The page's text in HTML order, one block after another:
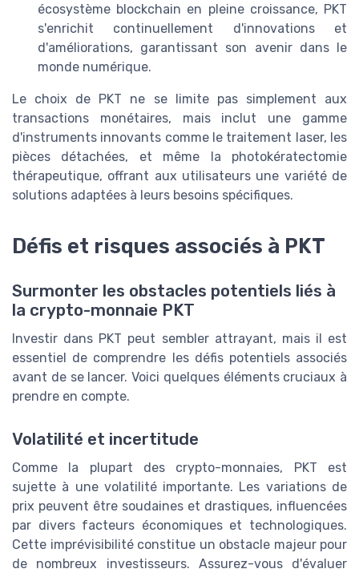
écosystème blockchain en pleine croissance, PKT
s'enrichit continuellement d'innovations et
d'améliorations, garantissant son avenir dans le
monde numérique.
Le choix de PKT ne se limite pas simplement aux
transactions monétaires, mais inclut une gamme
d'instruments innovants comme le traitement laser, les
pièces détachées, et même la photokératectomie
thérapeutique, offrant aux utilisateurs une variété de
solutions adaptées à leurs besoins spécifiques.
Défis et risques associés à PKT
Surmonter les obstacles potentiels liés à
la crypto-monnaie PKT
Investir dans PKT peut sembler attrayant, mais il est
essentiel de comprendre les défis potentiels associés
avant de se lancer. Voici quelques éléments cruciaux à
prendre en compte.
Volatilité et incertitude
Comme la plupart des crypto-monnaies, PKT est
sujette à une volatilité importante. Les variations de
prix peuvent être soudaines et drastiques, influencées
par divers facteurs économiques et technologiques.
Cette imprévisibilité constitue un obstacle majeur pour
de nombreux investisseurs. Assurez-vous d'évaluer